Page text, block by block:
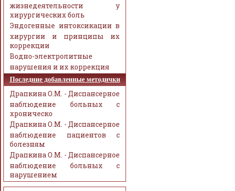
жизнедеятельности у
хирургических боль
Эндогенные интоксикации в
хирургии и принципы их
коррекции
Водно-электролитные
нарушения и их коррекция
Последние добавленные методички
Драпкина О.М. - Диспансерное
наблюдение больных с
хроническо
Драпкина О.М. - Диспансерное
наблюдение пациентов с
болезням
Драпкина О.М. - Диспансерное
наблюдение больных с
нарушением